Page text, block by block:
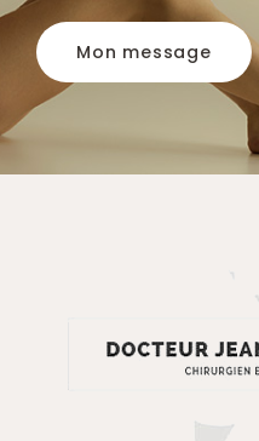
Mon message